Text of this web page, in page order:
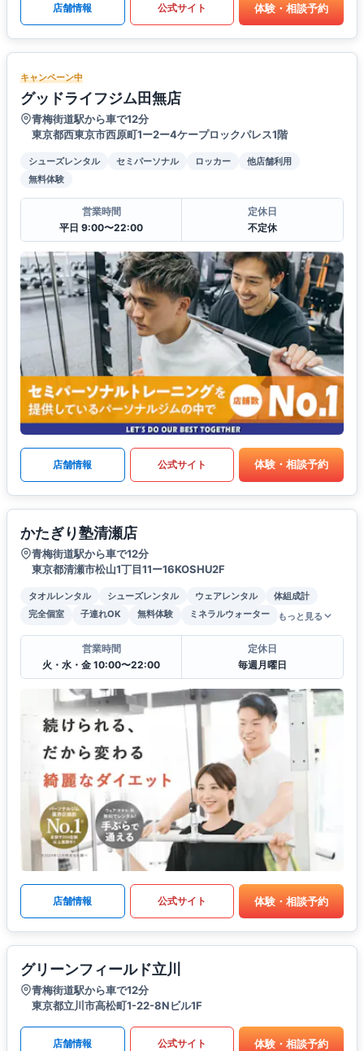
店舗情報 公式サイト 体験・相談予約
キャンペーン中
グッドライフジム田無店
青梅街道駅から車で12分
東京都西東京市西原町1ー2ー4ケープロックパレス1階
シューズレンタル セミパーソナル ロッカー
他店舗利用
無料体験
営業時間
平日 9:00〜22:00
定休日
不定休
店舗情報 公式サイト 体験・相談予約
かたぎり塾清瀬店
青梅街道駅から車で12分
東京都清瀬市松山1丁目11ー16KOSHU2F
タオルレンタル シューズレンタル ウェアレンタル
体組成計
完全個室
子連れOK 無料体験 ミネラルウォーター もっと見る
営業時間
火・水・金 10:00〜22:00
定休日
毎週月曜日
店舗情報 公式サイト 体験・相談予約
グリーンフィールド立川
青梅街道駅から車で12分
東京都立川市高松町1-22-8Nビル1F
店舗情報 公式サイト 体験・相談予約